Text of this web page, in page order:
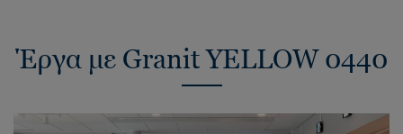
Έργα με Granit YELLOW 0440